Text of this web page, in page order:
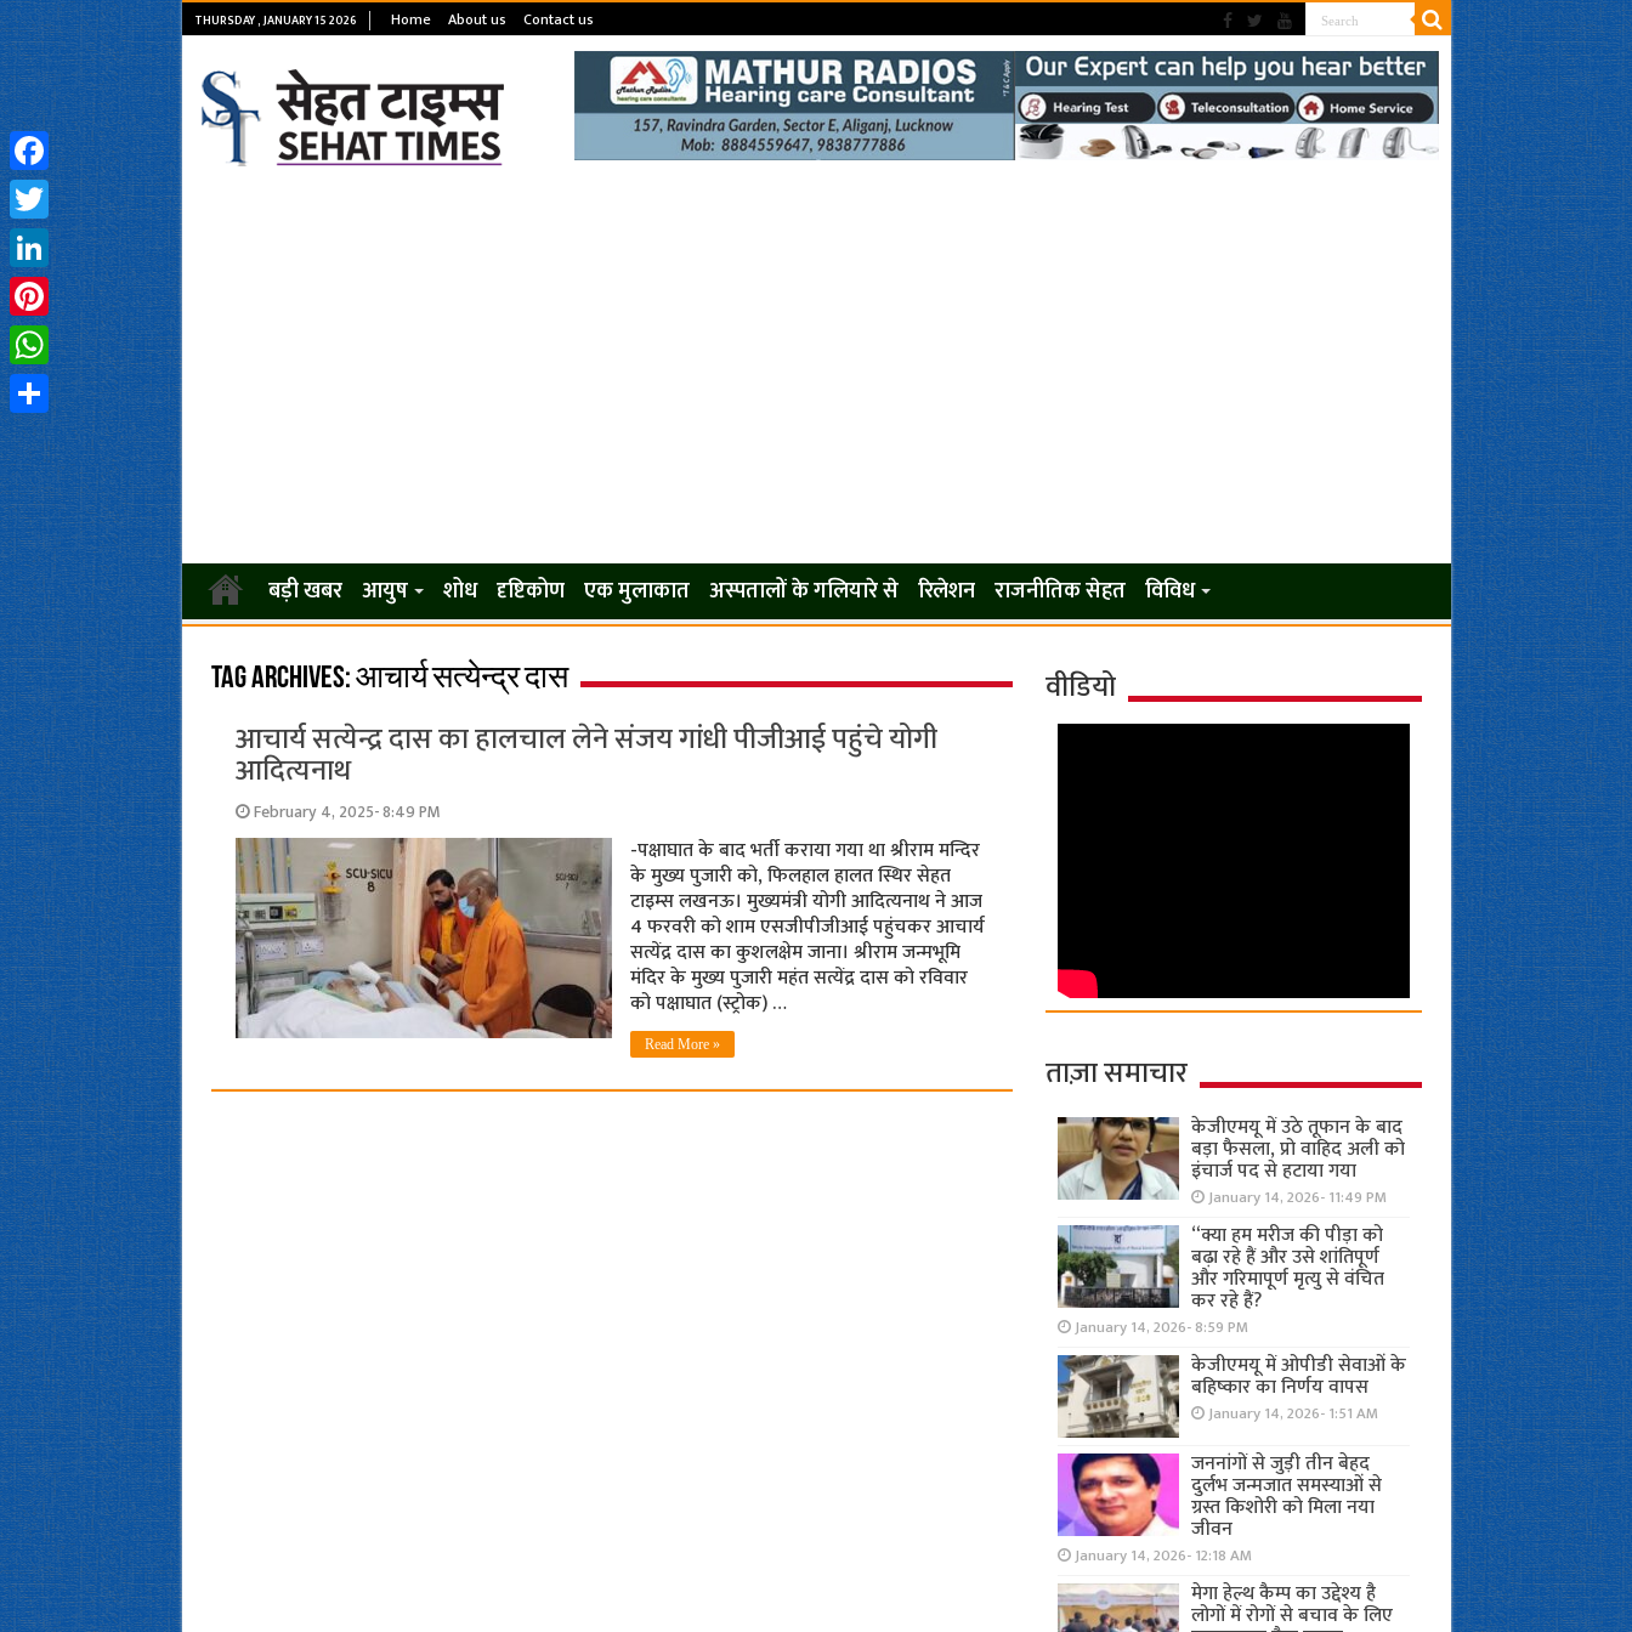
THURSDAY , JANUARY 15 2026 Home About us Contact us
बड़ी खबर आयुष शोध दृष्टिकोण एक मुलाकात अस्पतालों के गलियारे से रिलेशन राजनीतिक सेहत विविध
Tag Archives:आचार्य सत्येन्द्र दास
आचार्य सत्येन्द्र दास का हालचाल लेने संजय गांधी पीजीआई पहुंचे योगी
आदित्यनाथ
February 4, 2025- 8:49 PM
-पक्षाघात के बाद भर्ती कराया गया था श्रीराम मन्दिर
के मुख्य पुजारी को, फिलहाल हालत स्थिर सेहत
टाइम्स लखनऊ। मुख्यमंत्री योगी आदित्यनाथ ने आज
4 फरवरी को शाम एसजीपीजीआई पहुंचकर आचार्य
सत्येंद्र दास का कुशलक्षेम जाना। श्रीराम जन्मभूमि
मंदिर के मुख्य पुजारी महंत सत्येंद्र दास को रविवार
को पक्षाघात (स्ट्रोक) …
Read More »
वीडियो
ताज़ा समाचार
केजीएमयू में उठे तूफान के बाद
बड़ा फैसला, प्रो वाहिद अली को
इंचार्ज पद से हटाया गया
January 14, 2026- 11:49 PM
“क्या हम मरीज की पीड़ा को
बढ़ा रहे हैं और उसे शांतिपूर्ण
और गरिमापूर्ण मृत्यु से वंचित
कर रहे हैं?
January 14, 2026- 8:59 PM
केजीएमयू में ओपीडी सेवाओं के
बहिष्कार का निर्णय वापस
January 14, 2026- 1:51 AM
जननांगों से जुड़ी तीन बेहद
दुर्लभ जन्मजात समस्याओं से
ग्रस्त किशोरी को मिला नया
जीवन
January 14, 2026- 12:18 AM
मेगा हेल्थ कैम्प का उद्देश्य है
लोगों में रोगों से बचाव के लिए
Facebook
Twitter
LinkedIn
Pinterest
WhatsApp
Share